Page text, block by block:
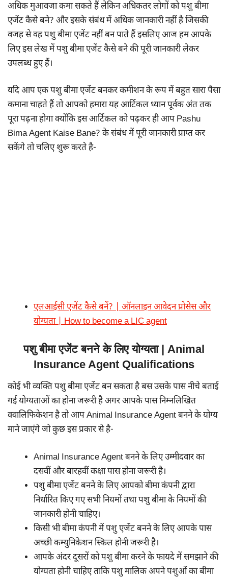
अधिक मुआवजा कमा सकते हैं लेकिन अधिकतर लोगों को पशु बीमा
एजेंट कैसे बने? और इसके संबंध में अधिक जानकारी नहीं है जिसकी
वजह से वह पशु बीमा एजेंट नहीं बन पाते हैं इसलिए आज हम आपके
लिए इस लेख में पशु बीमा एजेंट कैसे बने की पूरी जानकारी लेकर
उपलब्ध हुए हैं।
यदि आप एक पशु बीमा एजेंट बनकर कमीशन के रूप में बहुत सारा पैसा
कमाना चाहते हैं तो आपको हमारा यह आर्टिकल ध्यान पूर्वक अंत तक
पूरा पढ़ना होगा क्योंकि इस आर्टिकल को पढ़कर ही आप Pashu
Bima Agent Kaise Bane? के संबंध में पूरी जानकारी प्राप्त कर
सकेंगे तो चलिए शुरू करते है-
एलआईसी एजेंट कैसे बनें? | ऑनलाइन आवेदन प्रोसेस और
योग्यता | How to become a LIC agent
पशु बीमा एजेंट बनने के लिए योग्यता | Animal
Insurance Agent Qualifications
कोई भी व्यक्ति पशु बीमा एजेंट बन सकता है बस उसके पास नीचे बताई
गई योग्यताओं का होना जरूरी है अगर आपके पास निम्नलिखित
क्वालिफिकेशन है तो आप Animal Insurance Agent बनने के योग्य
माने जाएंगे जो कुछ इस प्रकार से है-
Animal Insurance Agent बनने के लिए उम्मीदवार का
दसवीं और बारहवीं कक्षा पास होना जरूरी है।
पशु बीमा एजेंट बनने के लिए आपको बीमा कंपनी द्वारा
निर्धारित किए गए सभी नियमों तथा पशु बीमा के नियमों की
जानकारी होनी चाहिए।
किसी भी बीमा कंपनी में पशु एजेंट बनने के लिए आपके पास
अच्छी कम्युनिकेशन स्किल होनी जरूरी है।
आपके अंदर दूसरों को पशु बीमा करने के फायदे में समझाने की
योग्यता होनी चाहिए ताकि पशु मालिक अपने पशुओं का बीमा